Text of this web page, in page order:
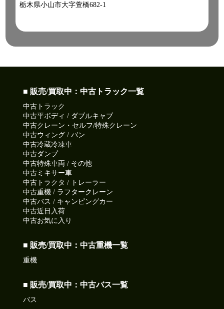
栃木県小山市大字萱橋682-1
■ 販売/買取中：中古トラック一覧
中古トラック
中古平ボディ / ダブルキャブ
中古クレーン・セルフ/特殊クレーン
中古ウィング / バン
中古冷蔵冷凍車
中古ダンプ
中古特殊車両 / その他
中古ミキサー車
中古トラクタ / トレーラー
中古重機 / ラフタークレーン
中古バス / キャンピングカー
中古近日入荷
中古お気に入り
■ 販売/買取中：中古重機一覧
重機
■ 販売/買取中：中古バス一覧
バス